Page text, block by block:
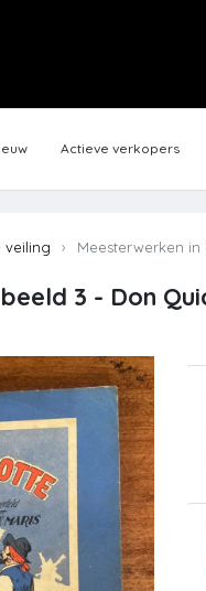
Actieve verkopers
veiling Meesterwerken in
3 - Don